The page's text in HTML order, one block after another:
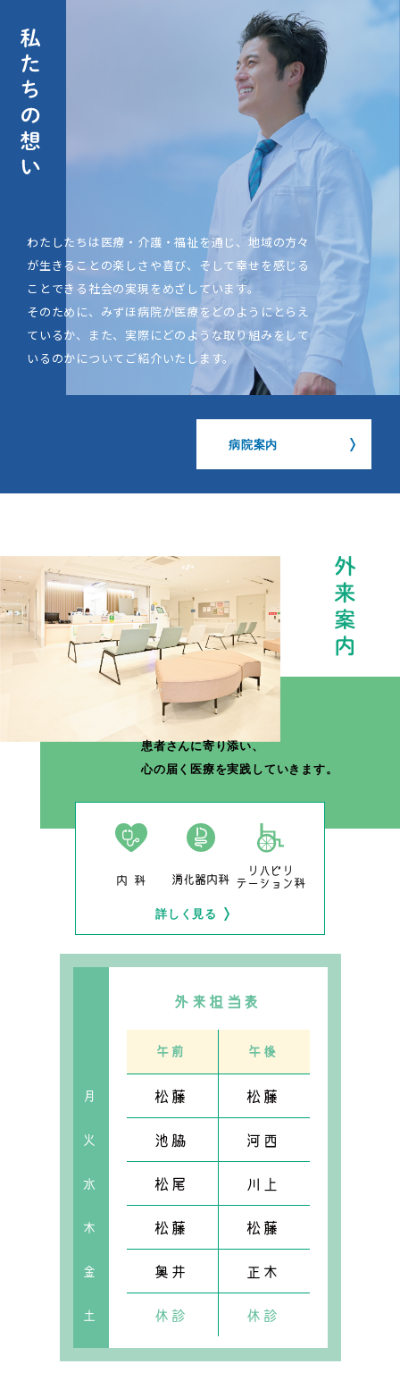
わたしたちは医療・介護・福祉を通じ、地域の方々
が生きることの楽しさや喜び、 そして幸せを感じる
ことできる社会の実現をめざしています。
そのために、みずほ病院が医療をどのようにとらえ
ているか、
また、実際にどのような取り組みをして
いるのかについて ご紹介いたします。
病院案内
患者さんに寄り添い、
心の届く医療を実践していきます。
内 科 消化器内科
リハビリ
テーション科
詳しく見る
月
火
水
木
金
土
外来担当表
午前 午後
松藤 松藤
池脇 河西
松尾 川上
松藤 松藤
奥井 正木
休診 休診